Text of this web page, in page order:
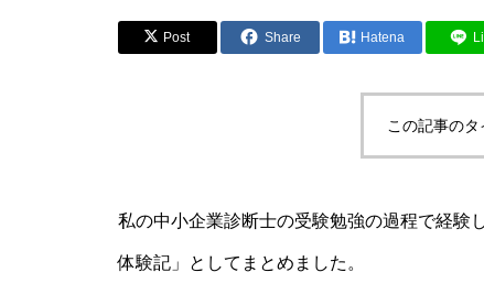
Post Share Hatena
この記事の
私の中小企業診断士の受験勉強の過程で経験
体験記」としてまとめました。